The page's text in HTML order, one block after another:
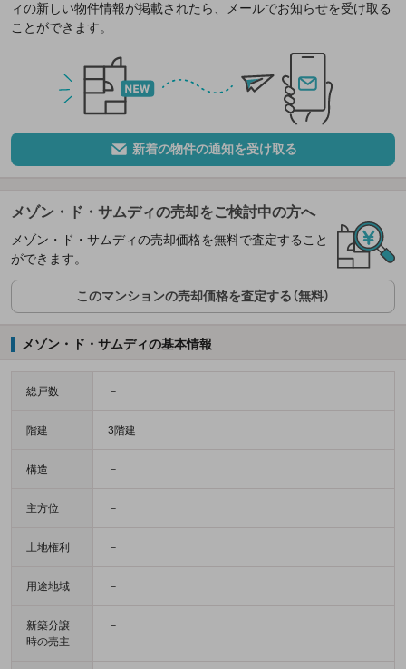
ィの新しい物件情報が掲載されたら、メールでお知らせを受け取る
ことができます。
新着の物件の通知を受け取る
メゾン・ド・サムディの売却をご検討中の方へ
メゾン・ド・サムディの売却価格を無料で査定すること
ができます。
このマンションの売却価格を査定する（無料）
メゾン・ド・サムディの基本情報
総戸数 －
階建 3階建
構造 －
主方位 －
土地権利 －
用途地域 －
新築分譲
時の売主
－